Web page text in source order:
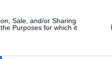
Sale, and/or Sharing
Purposes for which it
podkładkę pod mysz,